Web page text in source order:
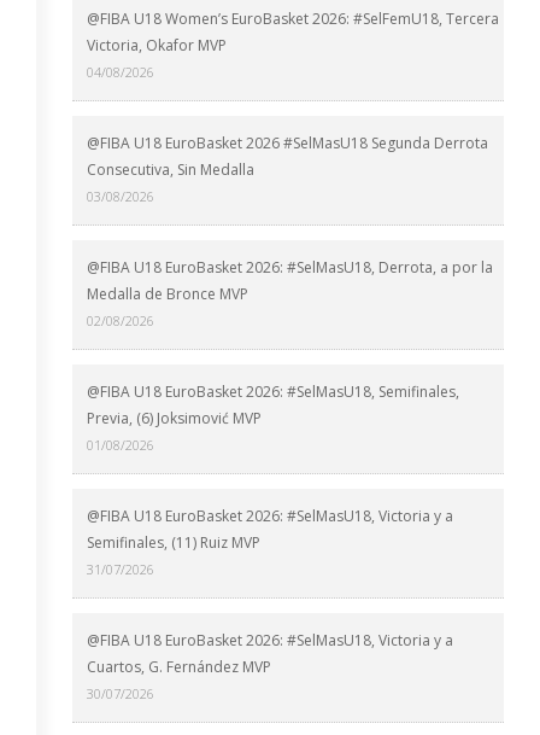
@FIBA U18 Women’s EuroBasket 2026: #SelFemU18, Tercera
Victoria, Okafor MVP
04/08/2026
@FIBA U18 EuroBasket 2026 #SelMasU18 Segunda Derrota
Consecutiva, Sin Medalla
03/08/2026
@FIBA U18 EuroBasket 2026: #SelMasU18, Derrota, a por la
Medalla de Bronce MVP
02/08/2026
@FIBA U18 EuroBasket 2026: #SelMasU18, Semifinales,
Previa, (6) Joksimović MVP
01/08/2026
@FIBA U18 EuroBasket 2026: #SelMasU18, Victoria y a
Semifinales, (11) Ruiz MVP
31/07/2026
@FIBA U18 EuroBasket 2026: #SelMasU18, Victoria y a
Cuartos, G. Fernández MVP
30/07/2026